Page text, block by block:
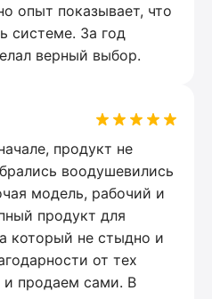
опыт показывает, что
системе. За год
верный выбор.
продукт не
воодушевились
модель, рабочий и
продукт для
который не стыдно и
от тех
продаем сами. В